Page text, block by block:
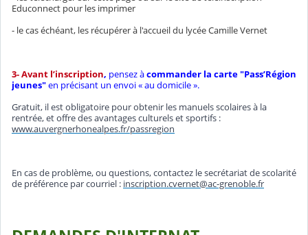
Educonnect pour les imprimer
- le cas échéant, les récupérer à l'accueil du lycée Camille Vernet
3- Avant l’inscription, pensez àcommander la carte "Pass’Région
jeunes"en précisant un envoi « au domicile ».
Gratuit, il est obligatoire pour obtenir les manuels scolaires à la
rentrée, et offre des avantages culturels et sportifs :
www.auvergnerhonealpes.fr/passregion
En cas de problème, ou questions, contactez le secrétariat de scolarité
de préférence par courriel : inscription.cvernet@ac-grenoble.fr